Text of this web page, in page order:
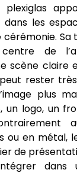
dans les
cérémonie.
centre de
scène claire
rester
plus
un logo, un
ou en métal,
de
dans